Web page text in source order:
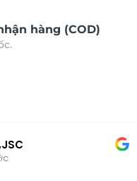
hàng (COD)